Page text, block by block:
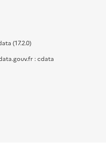
(17.2.0)
: cdata